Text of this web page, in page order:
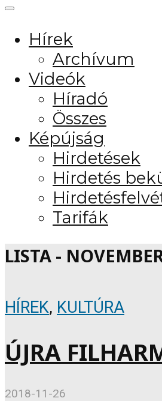
Hírek
Archívum
Videók
Híradó
Összes
Képújság
Hirdetések
Hirdetés
Tarifák
LISTA -
HÍREK, KULTÚRA
ÚJRA
2018-11-26